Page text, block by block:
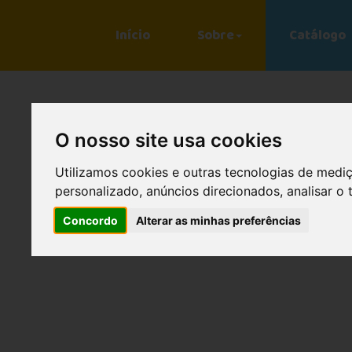
O nosso site usa cookies
Utilizamos cookies e outras tecnologias de
personalizado, anúncios direcionados, analisar
Concordo Alterar as minhas preferências
Início Sobre Catálogo